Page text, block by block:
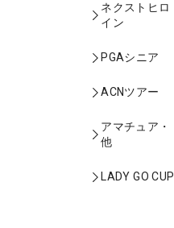
ネクストヒロ
イン
PGAシニア
ACNツアー
アマチュア・
他
LADY GO CUP